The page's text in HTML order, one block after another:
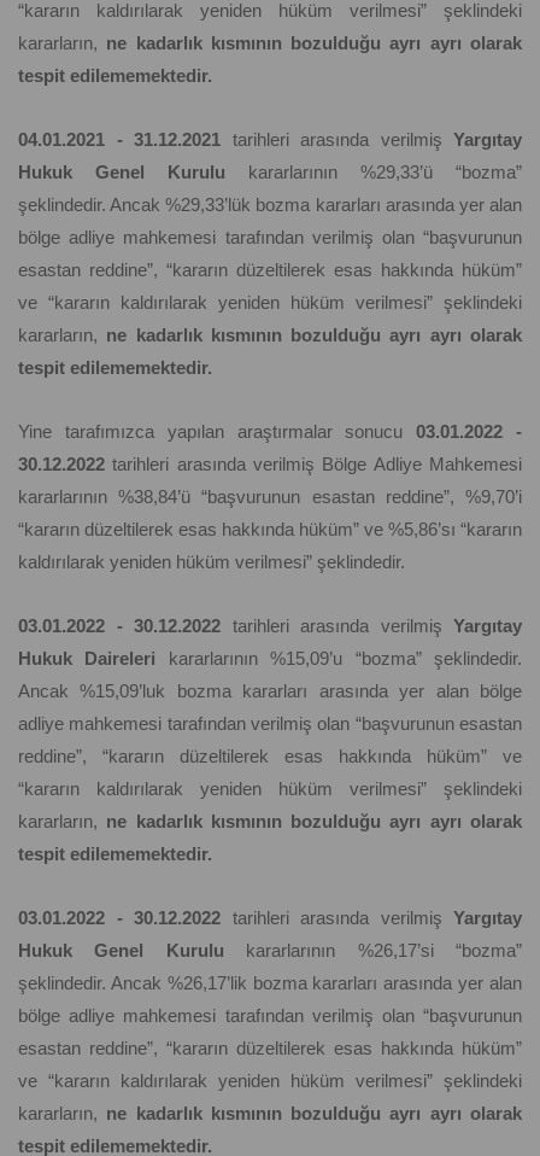
“kararın kaldırılarak yeniden hüküm verilmesi” şeklindeki
kararların, ne kadarlık kısmının bozulduğu ayrı ayrı olarak
tespit edilememektedir.
04.01.2021 - 31.12.2021 tarihleri arasında verilmiş Yargıtay
Hukuk Genel Kurulu kararlarının %29,33’ü “bozma”
şeklindedir. Ancak %29,33’lük bozma kararları arasında yer alan
bölge adliye mahkemesi tarafından verilmiş olan “başvurunun
esastan reddine”, “kararın düzeltilerek esas hakkında hüküm”
ve “kararın kaldırılarak yeniden hüküm verilmesi” şeklindeki
kararların, ne kadarlık kısmının bozulduğu ayrı ayrı olarak
tespit edilememektedir.
Yine tarafımızca yapılan araştırmalar sonucu03.01.2022 -
30.12.2022 tarihleri arasında verilmiş Bölge Adliye Mahkemesi
kararlarının %38,84’ü “başvurunun esastan reddine”, %9,70’i
“kararın düzeltilerek esas hakkında hüküm” ve %5,86’sı “kararın
kaldırılarak yeniden hüküm verilmesi” şeklindedir.
03.01.2022 - 30.12.2022 tarihleri arasında verilmiş Yargıtay
Hukuk Daireleri kararlarının %15,09’u “bozma” şeklindedir.
Ancak %15,09’luk bozma kararları arasında yer alan bölge
adliye mahkemesi tarafından verilmiş olan “başvurunun esastan
reddine”, “kararın düzeltilerek esas hakkında hüküm” ve
“kararın kaldırılarak yeniden hüküm verilmesi” şeklindeki
kararların, ne kadarlık kısmının bozulduğu ayrı ayrı olarak
tespit edilememektedir.
03.01.2022 - 30.12.2022 tarihleri arasında verilmiş Yargıtay
Hukuk Genel Kurulu kararlarının %26,17’si “bozma”
şeklindedir. Ancak %26,17’lik bozma kararları arasında yer alan
bölge adliye mahkemesi tarafından verilmiş olan “başvurunun
esastan reddine”, “kararın düzeltilerek esas hakkında hüküm”
ve “kararın kaldırılarak yeniden hüküm verilmesi” şeklindeki
kararların, ne kadarlık kısmının bozulduğu ayrı ayrı olarak
tespit edilememektedir.